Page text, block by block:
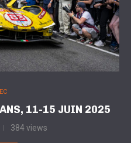
11-15 JUIN 2025
384 views